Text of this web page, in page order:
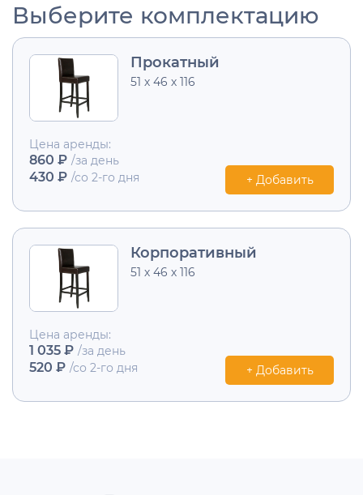
Выберите комплектацию
Прокатный
51 х 46 х 116
Цена аренды:
860 ₽ /за день
430 ₽ /со 2-го дня + Добавить
Корпоративный
51 х 46 х 116
Цена аренды:
1 035 ₽ /за день
520 ₽ /со 2-го дня + Добавить